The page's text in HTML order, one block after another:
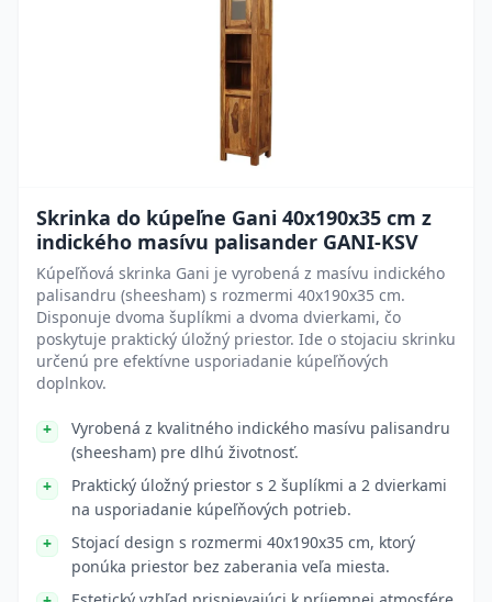
Skrinka do kúpeľne Gani 40x190x35 cm z
indického masívu palisander GANI-KSV
Kúpeľňová skrinka Gani je vyrobená z masívu indického
palisandru (sheesham) s rozmermi 40x190x35 cm.
Disponuje dvoma šuplíkmi a dvoma dvierkami, čo
poskytuje praktický úložný priestor. Ide o stojaciu skrinku
určenú pre efektívne usporiadanie kúpeľňových
doplnkov.
Vyrobená z kvalitného indického masívu palisandru
(sheesham) pre dlhú životnosť.
Praktický úložný priestor s 2 šuplíkmi a 2 dvierkami
na usporiadanie kúpeľňových potrieb.
Stojací design s rozmermi 40x190x35 cm, ktorý
ponúka priestor bez zaberania veľa miesta.